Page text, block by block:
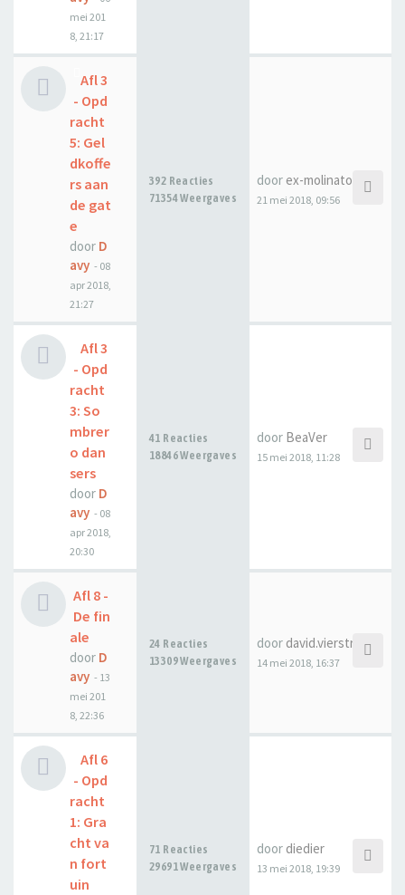
mei 201
8, 21:17
Afl 3
- Opd
racht
5: Gel
dkoffe
rs aan
de gat
e
door D
avy - 08
apr 2018,
21:27
392 Reacties
71354 Weergaves
door ex-molinator
21 mei 2018, 09:56
Afl 3
- Opd
racht
3: So
mbrer
o dan
sers
door D
avy - 08
apr 2018,
20:30
41 Reacties
18846 Weergaves
door BeaVer
15 mei 2018, 11:28
Afl 8 -
De fin
ale
door D
avy - 13
mei 201
8, 22:36
24 Reacties
13309 Weergaves
door david.vierstraete
14 mei 2018, 16:37
Afl 6
- Opd
racht
1: Gra
cht va
n fort
uin
71 Reacties
29691 Weergaves
door diedier
13 mei 2018, 19:39